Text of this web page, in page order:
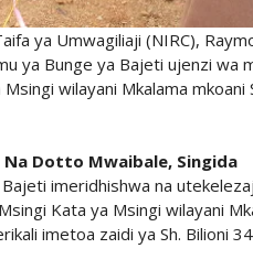
ya Umwagiliaji (NIRC),
ya Bunge ya Bajeti ujenzi wa
wilayani Mkalama
Na Dotto Mwaibale, Singida
imeridhishwa na
Kata ya Msingi wilayani
imetoa zaidi ya Sh. Bilioni